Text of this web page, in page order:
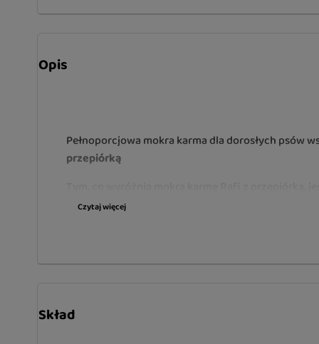
Opis
Pełnoporcjowa mokra karma dla dorosłych psów
przepiórką
białka o bogatym składzie aminokwasowym
na mięśniówkę przewodu pokarmowego i stymuluje
Czytaj więcej
Skład